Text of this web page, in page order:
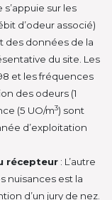
s’appuie sur les
d’odeur associé)
des données de la
du site. Les
et les fréquences
des odeurs (1
(5 UO/m3) sont
d’exploitation
récepteur : L’autre
nuisances est la
d’un jury de nez.